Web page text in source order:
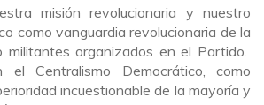
misión revolucionaria y nuestro
como vanguardia revolucionaria de la
militantes organizados en el Partido.
el Centralismo Democrático, como
incuestionable de la mayoría y